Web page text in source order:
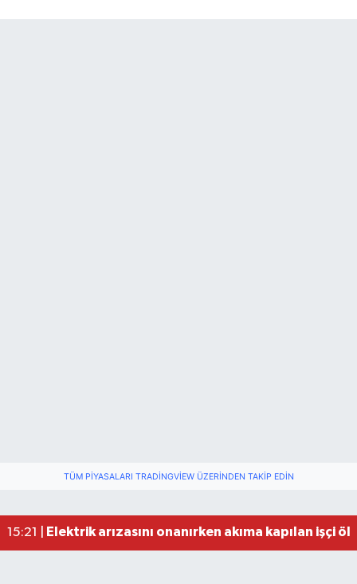
TÜM PIYASALARI TRADINGVIEW ÜZERINDEN TAKIP EDIN
15:21 | Elektrik arızasını onanırken akıma kapılan işçi